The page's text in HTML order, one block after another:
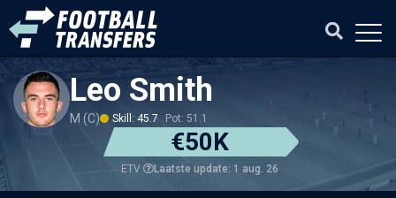
Leo Smith
M (C) Skill: 45.7 Pot: 51.1
€50K
ETV Laatste update: 1 aug. 26